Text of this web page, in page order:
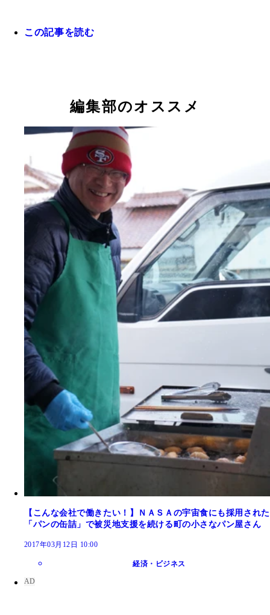
この記事を読む
編集部のオススメ
【こんな会社で働きたい！】ＮＡＳＡの宇宙食にも採用された
「パンの缶詰」で被災地支援を続ける町の小さなパン屋さん
2017年03月12日 10:00
経済・ビジネス